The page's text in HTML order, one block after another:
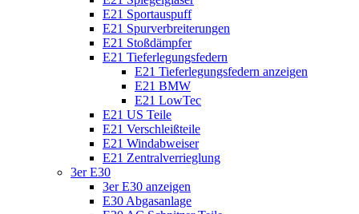
E21 Sportauspuff
E21 Spurverbreiterungen
E21 Stoßdämpfer
E21 Tieferlegungsfedern
E21 Tieferlegungsfedern anzeigen
E21 BMW
E21 LowTec
E21 US Teile
E21 Verschleißteile
E21 Windabweiser
E21 Zentralverrieglung
3er E30
3er E30 anzeigen
E30 Abgasanlage